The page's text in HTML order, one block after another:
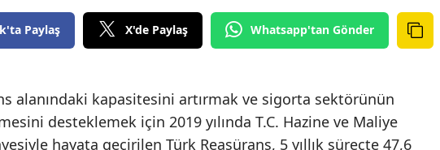
Diyarbakır
Edirne
Erzincan
Paylaş X'de Paylaş Whatsapp'tan Gönder
alanındaki kapasitesini artırmak ve sigorta sektörünün
desteklemek için 2019 yılında T.C. Hazine ve Maliye
hayata geçirilen Türk Reasürans, 5 yıllık süreçte 47,6